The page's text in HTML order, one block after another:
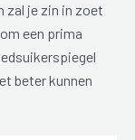
zal je zin in zoet
een prima
beter kunnen